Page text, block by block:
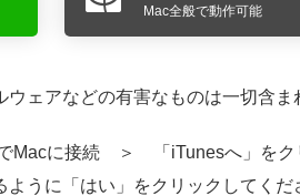
Mac全般で動作可能
ェアなどの有害なものは一切含ま
に接続 ＞ 「iTunesへ」をク
うに「はい」をクリックしてくだ